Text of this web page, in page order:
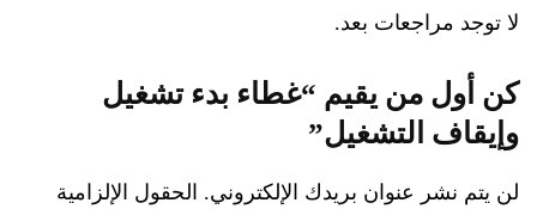
لا توجد مراجعات بعد.
كن أول من يقيم “غطاء بدء تشغيل
وإيقاف التشغيل”
لن يتم نشر عنوان بريدك الإلكتروني. الحقول الإلزامية